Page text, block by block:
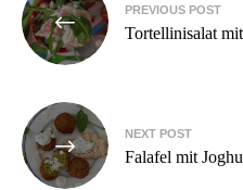
PREVIOUS POST
Tortellinisalat
NEXT POST
Falafel mit